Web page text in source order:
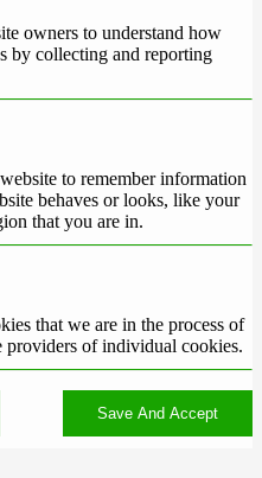
owners to understand how
by collecting and reporting
to remember information
behaves or looks, like your
that you are in.
that we are in the process of
of individual cookies.
Save And Accept